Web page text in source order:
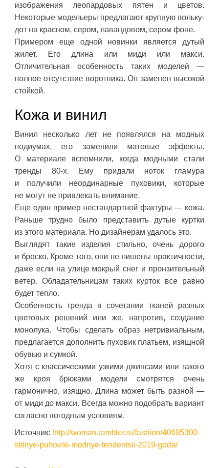
изображения леопардовых пятен и цветов.
Некоторые модельеры предлагают крупную польку-
дот на красном, сером, лавандовом, сером фоне.
Примером еще одной новинки является дутый
жилет. Его длина или миди или макси.
Отличительная особенность таких моделей —
полное отсутствие воротника. Он заменен высокой
стойкой.
Кожа и винил
Винил несколько лет не появлялся на модных
подиумах, его заменили матовые эффекты.
О материале вспомнили, когда модными стали
тренды 80-х. Ему придали ноток гламура
и получили неординарные пуховики, которые
не могут не привлекать внимание.
Еще один пример нестандартной фактуры — кожа.
Раньше трудно было представить дутые куртки
из этого материала. Но дизайнерам удалось это.
Выглядят такие изделия стильно, очень дорого
и броско. Кроме того, они не лишены практичности,
даже если на улице мокрый снег и пронзительный
ветер. Обладательницам таких курток все равно
будет тепло.
Особенность тренда в сочетании тканей разных
цветовых решений или же, напротив, создание
монолука. Чтобы сделать образ нетривиальным,
предлагается дополнить пуховик платьем, изящной
обувью и сумкой.
Хотя с классическими узкими джинсами или такого
же кроя брюками модели смотрятся очень
гармонично, изящно. Длина может быть разной —
от миди до макси. Всегда можно подобрать вариант
согласно погодным условиям.
Источник: http://woman.rambler.ru/fashion/40695300-
stilnye-puhoviki-modnye-tendentsii-2019-goda/